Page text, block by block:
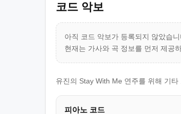
코드 악보
아직 코드 악보가 등록되지 않았습니
현재는 가사와 곡 정보를 먼저 제공
유진의 Stay With Me 연주를 위해 기
피아노 코드